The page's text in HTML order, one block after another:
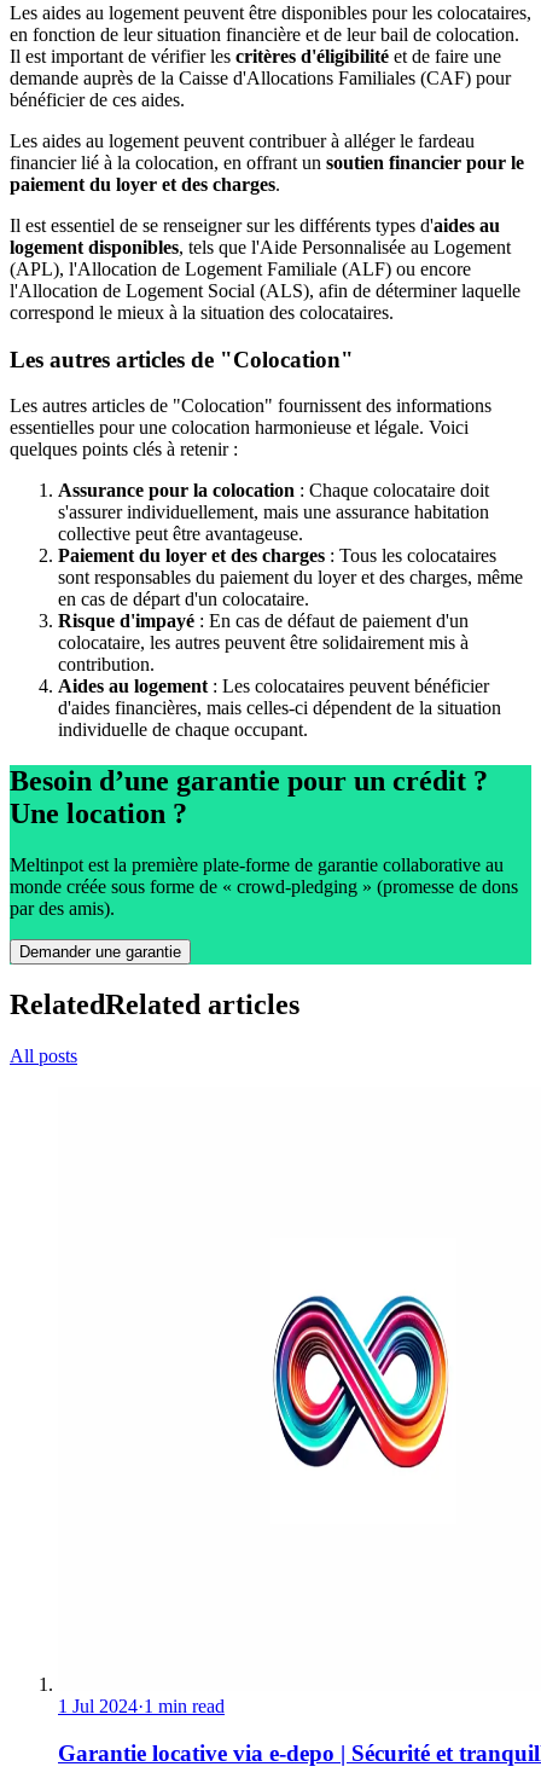
Les aides au logement peuvent être disponibles pour les colocataires,
en fonction de leur situation financière et de leur bail de colocation.
Il est important de vérifier les critères d'éligibilité et de faire une
demande auprès de la Caisse d'Allocations Familiales (CAF) pour
bénéficier de ces aides.
Les aides au logement peuvent contribuer à alléger le fardeau
financier lié à la colocation, en offrant un soutien financier pour le
paiement du loyer et des charges.
Il est essentiel de se renseigner sur les différents types d'aides au
logement disponibles, tels que l'Aide Personnalisée au Logement
(APL), l'Allocation de Logement Familiale (ALF) ou encore
l'Allocation de Logement Social (ALS), afin de déterminer laquelle
correspond le mieux à la situation des colocataires.
Les autres articles de "Colocation"
Les autres articles de "Colocation" fournissent des informations
essentielles pour une colocation harmonieuse et légale. Voici
quelques points clés à retenir :
Assurance pour la colocation : Chaque colocataire doit
s'assurer individuellement, mais une assurance habitation
collective peut être avantageuse.
Paiement du loyer et des charges : Tous les colocataires
sont responsables du paiement du loyer et des charges, même
en cas de départ d'un colocataire.
Risque d'impayé : En cas de défaut de paiement d'un
colocataire, les autres peuvent être solidairement mis à
contribution.
Aides au logement : Les colocataires peuvent bénéficier
d'aides financières, mais celles-ci dépendent de la situation
individuelle de chaque occupant.
Besoin d’une garantie pour un crédit ?
Une location ?
Meltinpot est la première plate-forme de garantie collaborative au
monde créée sous forme de « crowd-pledging » (promesse de dons
par des amis).
Demander une garantie
RelatedRelated articles
All posts
1 Jul 2024·1 min read
Garantie locative via e-depo | Sécurité et